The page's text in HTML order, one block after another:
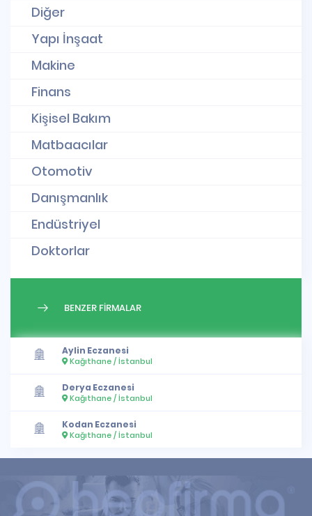
Diğer
Yapı İnşaat
Makine
Finans
Kişisel Bakım
Matbaacılar
Otomotiv
Danışmanlık
Endüstriyel
Doktorlar
BENZER FİRMALAR
Aylin Eczanesi
Kağıthane / İstanbul
Derya Eczanesi
Kağıthane / İstanbul
Kodan Eczanesi
Kağıthane / İstanbul